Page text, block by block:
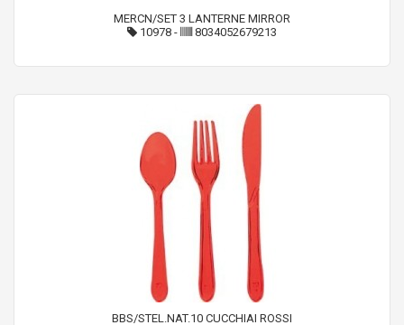
MERCN/SET 3 LANTERNE MIRROR
10978 - 8034052679213
BBS/STEL.NAT.10 CUCCHIAI ROSSI